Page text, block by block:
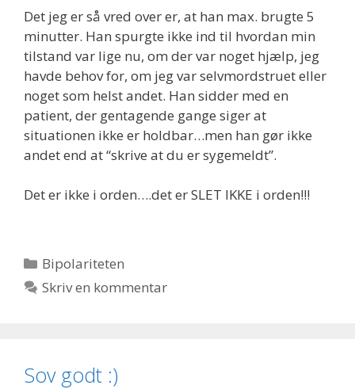
Det jeg er så vred over er, at han max. brugte 5
minutter. Han spurgte ikke ind til hvordan min
tilstand var lige nu, om der var noget hjælp, jeg
havde behov for, om jeg var selvmordstruet eller
noget som helst andet. Han sidder med en
patient, der gentagende gange siger at
situationen ikke er holdbar…men han gør ikke
andet end at “skrive at du er sygemeldt”.
Det er ikke i orden….det er SLET IKKE i orden!!!
Kategorier
Bipolariteten
Skriv en kommentar
Sov godt :)